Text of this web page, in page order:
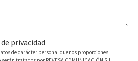
privacidad
de carácter personal que nos proporciones